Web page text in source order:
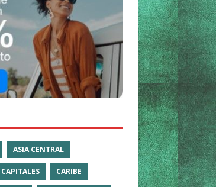
ASIA CENTRAL
CAPITALES CARIBE